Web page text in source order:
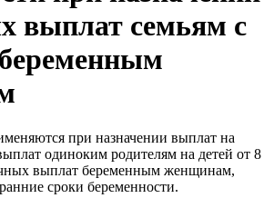
выплат семьям с
при назначении выплат на
одиноким родителям на детей от 8
выплат беременным женщинам,
сроки беременности.